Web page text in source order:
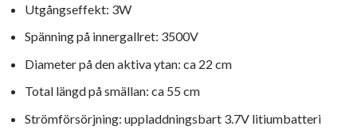
Utgångseffekt: 3W
Spänning på innergallret: 3500V
Diameter på den aktiva ytan: ca 22 cm
Total längd på smällan: ca 55 cm
Strömförsörjning: uppladdningsbart 3.7V litiumbatteri